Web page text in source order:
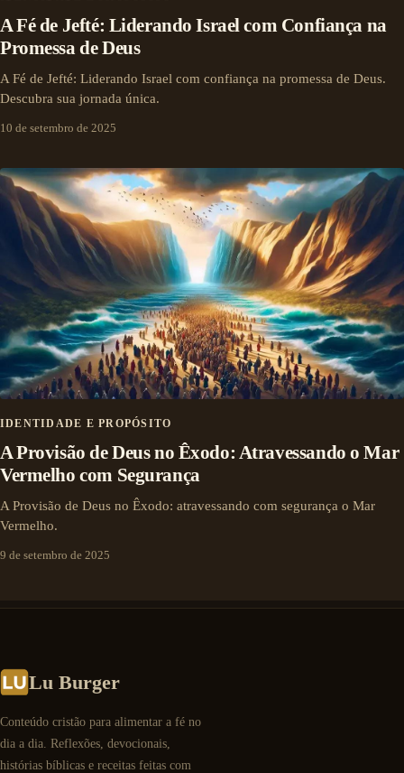
A Fé de Jefté: Liderando Israel com Confiança na
Promessa de Deus
A Fé de Jefté: Liderando Israel com confiança na promessa de Deus.
Descubra sua jornada única.
10 de setembro de 2025
IDENTIDADE E PROPÓSITO
A Provisão de Deus no Êxodo: Atravessando o Mar
Vermelho com Segurança
A Provisão de Deus no Êxodo: atravessando com segurança o Mar
Vermelho.
9 de setembro de 2025
Lu Burger
Conteúdo cristão para alimentar a fé no
dia a dia. Reflexões, devocionais,
histórias bíblicas e receitas feitas com